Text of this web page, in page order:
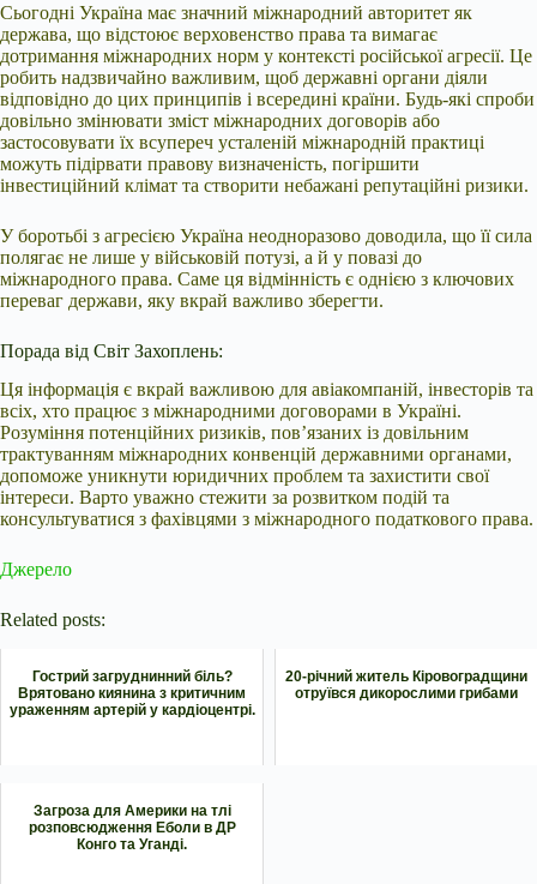
Сьогодні Україна має значний міжнародний авторитет як
держава, що відстоює верховенство права та вимагає
дотримання міжнародних норм у контексті російської агресії. Це
робить надзвичайно важливим, щоб державні органи діяли
відповідно до цих принципів і всередині країни. Будь-які спроби
довільно змінювати зміст міжнародних договорів або
застосовувати їх всупереч усталеній міжнародній практиці
можуть підірвати правову визначеність, погіршити
інвестиційний клімат та створити небажані репутаційні ризики.
У боротьбі з агресією Україна неодноразово доводила, що її сила
полягає не лише у військовій потузі, а й у повазі до
міжнародного права. Саме ця відмінність є однією з ключових
переваг держави, яку вкрай важливо зберегти.
Порада від Світ Захоплень:
Ця інформація є вкрай важливою для авіакомпаній, інвесторів та
всіх, хто працює з міжнародними договорами в Україні.
Розуміння потенційних ризиків, пов’язаних із довільним
трактуванням міжнародних конвенцій державними органами,
допоможе уникнути юридичних проблем та захистити свої
інтереси. Варто уважно стежити за розвитком подій та
консультуватися з фахівцями з міжнародного податкового права.
Джерело
Related posts:
Гострий загруднинний біль?
Врятовано киянина з критичним
ураженням артерій у кардіоцентрі.
20-річний житель Кіровоградщини
отруївся дикорослими грибами
Загроза для Америки на тлі
розповсюдження Еболи в ДР
Конго та Уганді.